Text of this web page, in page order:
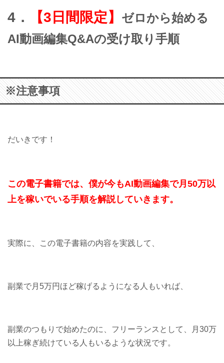
4． 【3日間限定】
ゼロから始める
AI動画編集Q&Aの受け取り手順
※注意事項
だいきです！
この電子書籍では、僕が今もAI動画編集で月50万以
上を稼いでいる手順を解説していきます。
実際に、この電子書籍の内容を実践して、
副業で月5万円ほど稼げるようになる人もいれば、
副業のつもりで始めたのに、フリーランスとして、月30万
以上稼ぎ続けている人もいるような状況です。